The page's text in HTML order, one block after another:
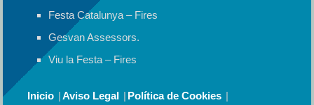
Festa Catalunya – Fires
Gesvan Assessors.
Viu la Festa – Fires
Inicio Aviso Legal
Política de Cookies